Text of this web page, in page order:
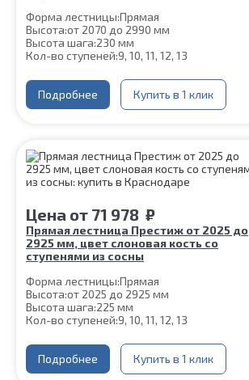
Форма лестницы:Прямая
Высота:от 2070 до 2990 мм
Высота шага:230 мм
Кол-во ступеней:9, 10, 11, 12, 13
Угол наклона:45°
Глубина ступени:
300 мм
Материал каркаса:Сталь
Цвет каркаса:Слоновая кость
Срок гарантии (на металлокаркас):25 лет
Подробнее Купить в 1 клик
Цена от 71 978 ₽
Прямая лестница Престиж от 2025 до
2925 мм, цвет слоновая кость со
ступенями из сосны
Форма лестницы:Прямая
Высота:от 2025 до 2925 мм
Высота шага:225 мм
Кол-во ступеней:9, 10, 11, 12, 13
Толщина ступени:40 мм
Угол наклона:
Цвет каркаса:Слоновая кость
Подробнее Купить в 1 клик